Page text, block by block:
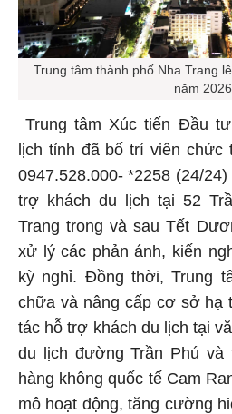
Trung tâm thành phố Nha Trang
năm 2026
Trung tâm Xúc tiến Đầu
lịch tỉnh đã bố trí viên chức
0947.528.000- *2258 (24/
trợ khách du lịch tại 52
Trang trong và sau Tết
xử lý các phản ánh, kiến
kỳ nghỉ. Đồng thời, Trung
chữa và nâng cấp cơ sở hạ
tác hỗ trợ khách du lịch tại
du lịch đường Trần Phú và
hàng không quốc tế Cam
mô hoạt động, tăng cường